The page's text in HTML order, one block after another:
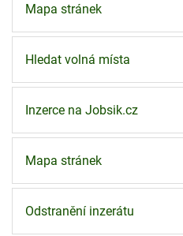
Mapa stránek
Hledat volná místa
Inzerce na Jobsik.cz
Mapa stránek
Odstranění inzerátu